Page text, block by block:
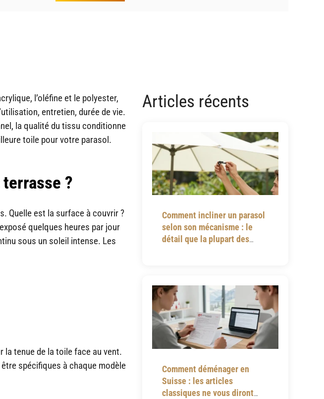
l’oléfine et le polyester,
entretien, durée de vie.
la qualité du tissu conditionne
toile pour votre parasol.
?
Quelle est la surface à couvrir ?
quelques heures par jour
sous un soleil intense. Les
la tenue de la toile face au vent.
spécifiques à chaque modèle
Articles récents
Comment incliner un parasol
selon son mécanisme : le
détail que la plupart des
Comment déménager en
Suisse : les articles
classiques ne vous diront